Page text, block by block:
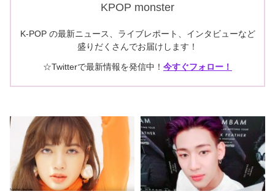
KPOP monster
K-POP の最新ニュース、ライブレポート、インタビューなど
盛りだくさんでお届けします！
☆Twitterで最新情報を発信中！ 今すぐフォロー！